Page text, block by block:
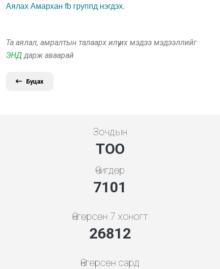
Аялах Амархан fb группд нэгдэх.
Та аялал, амралтын талаарх илүү их мэдээ мэдээллийг
ЭНД дарж аваарай
Буцах
Зочдын
ТОО
Өчигдөр
7608
Өнгөрсөн 7 хоногт
28727
Өнгөрсөн сард